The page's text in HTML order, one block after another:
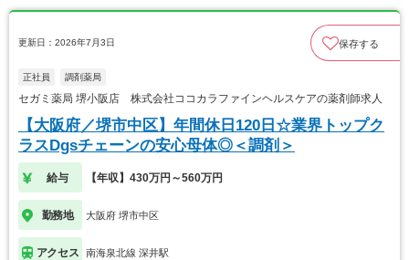
更新日：2026年7月3日 保存する
正社員 調剤薬局
セガミ薬局 堺小阪店 株式会社ココカラファインヘルスケアの薬剤師求人
【大阪府／堺市中区】年間休日120日☆業界トップク
ラスDgsチェーンの安心母体◎＜調剤＞
給与 【年収】430万円～560万円
勤務地 大阪府 堺市中区
アクセス 南海泉北線 深井駅